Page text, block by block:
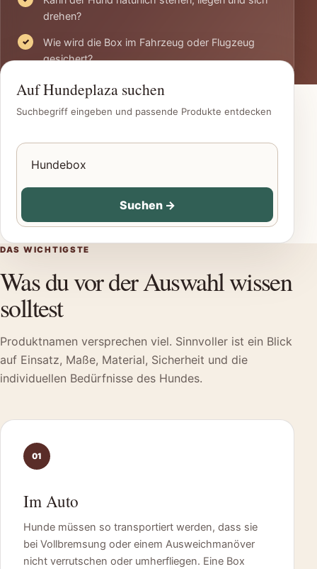
drehen?
Wie wird die Box im Fahrzeug oder Flugzeug
gesichert?
Auf Hundeplaza suchen
Suchbegriff eingeben und passende Produkte entdecken
Suchen →
DAS WICHTIGSTE
Was du vor der Auswahl wissen
solltest
Produktnamen versprechen viel. Sinnvoller ist ein Blick
auf Einsatz, Maße, Material, Sicherheit und die
individuellen Bedürfnisse des Hundes.
01
Im Auto
Hunde müssen so transportiert werden, dass sie
bei Vollbremsung oder einem Ausweichmanöver
nicht verrutschen oder umherfliegen. Eine Box